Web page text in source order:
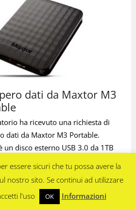
dati da Maxtor M3
ha ricevuto una richiesta di
dati da Maxtor M3 Portable.
un disco esterno USB 3.0 da 1TB
0
Case History
,Maxtor M3 Portable,Recupero Dati
essere sicuri che tu possa avere la
nostro sito. Se continui ad utilizzare
l'uso
OK Informazioni